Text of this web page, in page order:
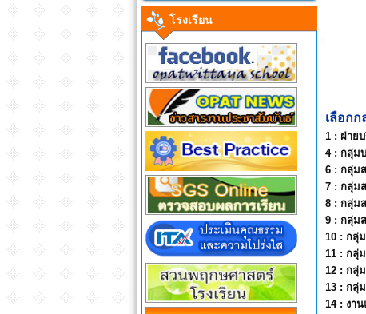
โรงเรียน
เลือก
1 : ฝ่าย
4 : กลุ่ม
6 : กลุ่ม
7 : กลุ่ม
8 : กลุ่ม
9 : กลุ่ม
10 : กลุ่
11 : กลุ่
12 : กลุ่
13 : กลุ่
14 : งา